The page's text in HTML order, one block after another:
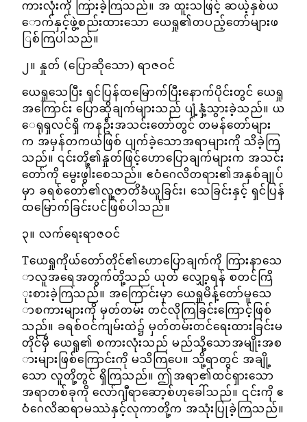
ကားလုံးကို ကြားခဲ့ကြသည်။ အ ထူးသဖြင့် ဆယ့်နှစ်ယ
ောက်နှင့်ဖွဲ့စည်းထားသော ယေရှု၏တပည့်တော်များဖ
ြစ်ကြပါသည်။
၂။ နှုတ် (ပြောဆိုသော) ရာဇဝင်
ယေရှုသေပြီး ရှင်ပြန်ထမြောက်ပြီးနောက်ပိုင်းတွင် ယေရှု
အကြောင်း ပြောဆိုချက်များသည် ပျံ့နှံ့သွားခဲ့သည်။ ယ
ေရုရှလင်ရှိ ကနဦးအသင်းတော်တွင် တမန်တော်များ
က အမှန်တကယ်ဖြစ် ပျက်ခဲ့သောအရာများကို သိခဲ့ကြ
သည်။ ၎င်းတို့၏နှုတ်ဖြင့်ဟောပြောချက်များက အသင်း
တော်ကို မွေးဖွါးစေသည်။ ဧဝံဂေလိတရား၏အနှစ်ချုပ်
မှာ ခရစ်တော်၏လူ့ဇာတိခံယူခြင်း၊ သေခြင်းနှင့် ရှင်ပြန်
ထမြောက်ခြင်းပင်ဖြစ်ပါသည်။
၃။ လက်ရေးရာဇဝင်
Tယေရှုကိုယ်တော်တိုင်၏ဟောပြောချက်ကို ကြားနာသေ
ာလူအရေအတွက်တို့သည် ယုတ် လျှော့ရန် စတင်ကြိ
ုးစားခဲ့ကြသည်။ အကြောင်းမှာ ယေရှုမိန့်တော်မူသေ
ာစကားများကို မှတ်တမ်း တင်လိုကြခြင်းကြောင့်ဖြစ်
သည်။ ခရစ်ဝင်ကျမ်းထဲ၌ မှတ်တမ်းတင်ရေးထားခြင်းမ
တိုင်မှီ ယေရှု၏ စကားလုံးသည် မည်သို့သောအမျိုးအစ
ားများဖြစ်ကြောင်းကို မသိကြပေ။ သို့ရာတွင် အချို့
သော လူတို့တွင် ရှိကြသည်။ ဤအရာ၏ထင်ရှားသော
အရာတစ်ခုကို လော်ဂျီရာဆော့စ်ဟုခေါ်သည်။ ၎င်းကို ဧ
ဝံဂေလိဆရာမဿဲနှင့်လုကာတို့က အသုံးပြုခဲ့ကြသည်။